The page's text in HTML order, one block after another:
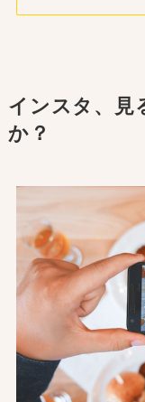
インスタ、見
か？